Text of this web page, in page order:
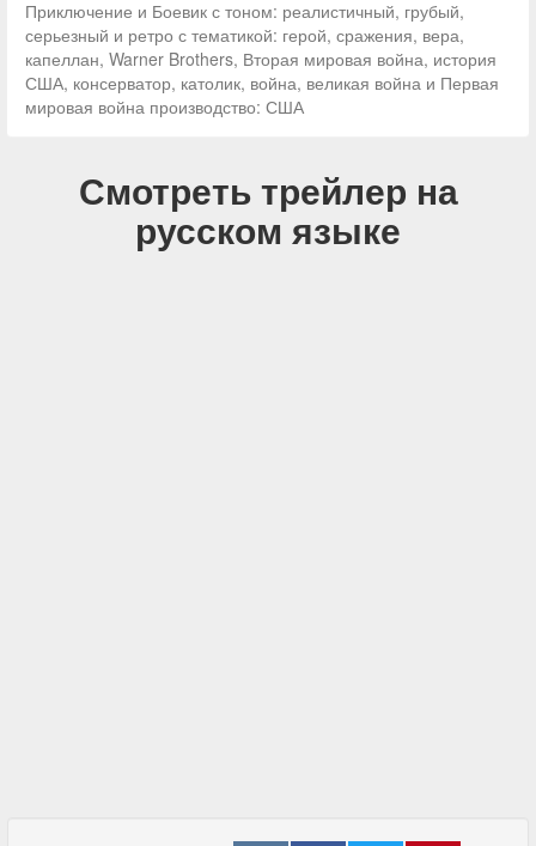
Приключение и Боевик с тоном: реалистичный, грубый,
серьезный и ретро с тематикой: герой, сражения, вера,
капеллан, Warner Brothers, Вторая мировая война, история
США, консерватор, католик, война, великая война и Первая
мировая война производство: США
Смотреть трейлер на
русском языке